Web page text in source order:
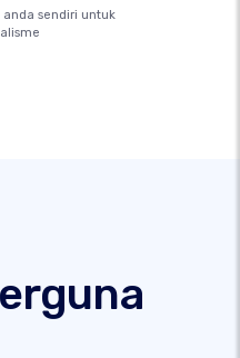
anda sendiri untuk